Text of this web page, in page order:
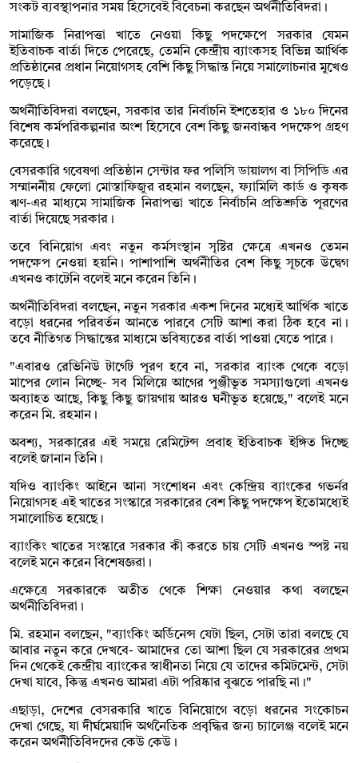
সংকট ব্যবস্থাপনার সময় হিসেবেই বিবেচনা করছেন অর্থনীতিবিদরা।
সামাজিক নিরাপত্তা খাতে নেওয়া কিছু পদক্ষেপে সরকার যেমন
ইতিবাচক বার্তা দিতে পেরেছে, তেমনি কেন্দ্রীয় ব্যাংকসহ বিভিন্ন আর্থিক
প্রতিষ্ঠানের প্রধান নিয়োগসহ বেশি কিছু সিদ্ধান্ত নিয়ে সমালোচনার মুখেও
পড়েছে।
অর্থনীতিবিদরা বলছেন, সরকার তার নির্বাচনি ইশতেহার ও ১৮০ দিনের
বিশেষ কর্মপরিকল্পনার অংশ হিসেবে বেশ কিছু জনবান্ধব পদক্ষেপ গ্রহণ
করেছে।
বেসরকারি গবেষণা প্রতিষ্ঠান সেন্টার ফর পলিসি ডায়ালগ বা সিপিডি এর
সম্মাননীয় ফেলো মোস্তাফিজুর রহমান বলছেন, ফ্যামিলি কার্ড ও কৃষক
ঋণ-এর মাধ্যমে সামাজিক নিরাপত্তা খাতে নির্বাচনি প্রতিশ্রুতি পূরণের
বার্তা দিয়েছে সরকার।
তবে বিনিয়োগ এবং নতুন কর্মসংস্থান সৃষ্টির ক্ষেত্রে এখনও তেমন
পদক্ষেপ নেওয়া হয়নি। পাশাপাশি অর্থনীতির বেশ কিছু সূচকে উদ্বেগ
এখনও কাটেনি বলেই মনে করেন তিনি।
অর্থনীতিবিদরা বলছেন, নতুন সরকার একশ দিনের মধ্যেই আর্থিক খাতে
বড়ো ধরনের পরিবর্তন আনতে পারবে সেটি আশা করা ঠিক হবে না।
তবে নীতিগত সিদ্ধান্তের মাধ্যমে ভবিষ্যতের বার্তা পাওয়া যেতে পারে।
"এবারও রেভিনিউ টার্গেট পূরণ হবে না, সরকার ব্যাংক থেকে বড়ো
মাপের লোন নিচ্ছে- সব মিলিয়ে আগের পুঞ্জীভূত সমস্যাগুলো এখনও
অব্যাহত আছে, কিছু কিছু জায়গায় আরও ঘনীভূত হয়েছে," বলেই মনে
করেন মি. রহমান।
অবশ্য, সরকারের এই সময়ে রেমিটেন্স প্রবাহ ইতিবাচক ইঙ্গিত দিচ্ছে
বলেই জানান তিনি।
যদিও ব্যাংকিং আইনে আনা সংশোধন এবং কেন্দ্রিয় ব্যাংকের গভর্নর
নিয়োগসহ এই খাতের সংস্কারে সরকারের বেশ কিছু পদক্ষেপ ইতোমধ্যেই
সমালোচিত হয়েছে।
ব্যাংকিং খাতের সংস্কারে সরকার কী করতে চায় সেটি এখনও স্পষ্ট নয়
বলেই মনে করেন বিশেষজ্ঞরা।
এক্ষেত্রে সরকারকে অতীত থেকে শিক্ষা নেওয়ার কথা বলছেন
অর্থনীতিবিদরা।
মি. রহমান বলছেন, "ব্যাংকিং অর্ডিনেন্স যেটা ছিল, সেটা তারা বলছে যে
আবার নতুন করে দেখবে- আমাদের তো আশা ছিল যে সরকারের প্রথম
দিন থেকেই কেন্দ্রীয় ব্যাংকের স্বাধীনতা নিয়ে যে তাদের কমিটমেন্ট, সেটা
দেখা যাবে, কিন্তু এখনও আমরা এটা পরিষ্কার বুঝতে পারছি না।"
এছাড়া, দেশের বেসরকারি খাতে বিনিয়োগে বড়ো ধরনের সংকোচন
দেখা গেছে, যা দীর্ঘমেয়াদি অর্থনৈতিক প্রবৃদ্ধির জন্য চ্যালেঞ্জ বলেই মনে
করেন অর্থনীতিবিদদের কেউ কেউ।